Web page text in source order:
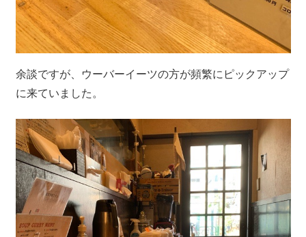
余談ですが、ウーバーイーツの方が頻繁にピックアップ
に来ていました。